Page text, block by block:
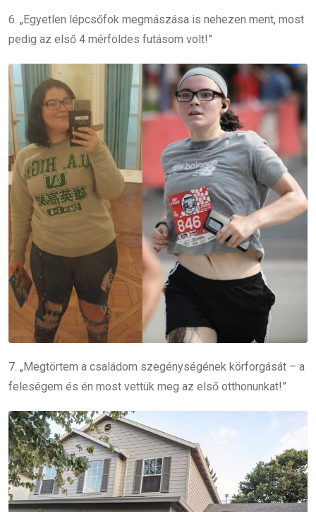
6. „Egyetlen lépcsőfok megmászása is nehezen ment, most
pedig az első 4 mérföldes futásom volt!”
7. „Megtörtem a családom szegénységének körforgását – a
feleségem és én most vettük meg az első otthonunkat!”